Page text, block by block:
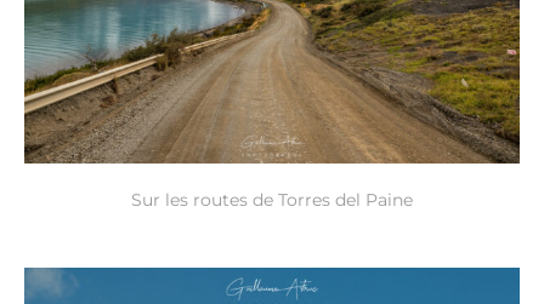
Sur les routes de Torres del Paine